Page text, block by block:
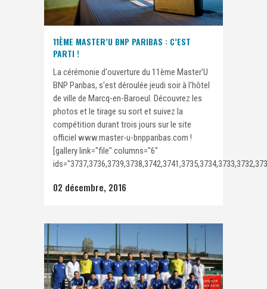
11ÈME MASTER’U BNP PARIBAS : C’EST
PARTI !
La cérémonie d'ouverture du 11ème Master'U
BNP Paribas, s'est déroulée jeudi soir à l'hôtel
de ville de Marcq-en-Baroeul. Découvrez les
photos et le tirage su sort et suivez la
compétition durant trois jours sur le site
officiel www.master-u-bnpparibas.com !
[gallery link="file" columns="6"
02 décembre, 2016